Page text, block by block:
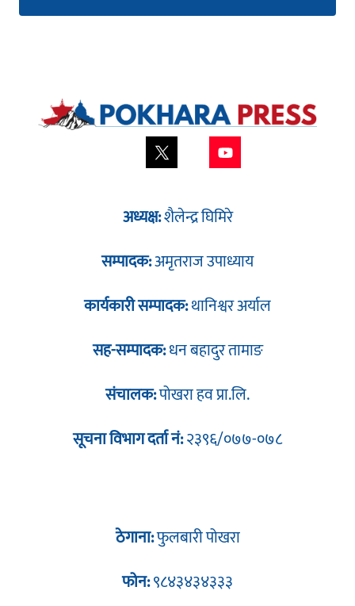
अध्यक्ष:शैलेन्द्र घिमिरे
सम्पादक:अमृतराज उपाध्याय
कार्यकारी सम्पादक:थानिश्वर अर्याल
सह-सम्पादक:धन बहादुर तामाङ
संचालक:पोखरा हव प्रा.लि.
सूचना विभाग दर्ता नं:२३९६/०७७-०७८
ठेगाना:फुलबारी पोखरा
फोन:९८४३४३४३३३